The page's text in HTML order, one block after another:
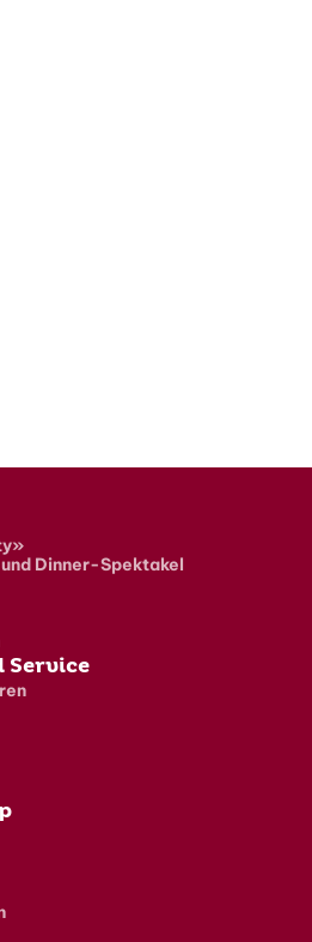
Dinner-Spektakel
Service